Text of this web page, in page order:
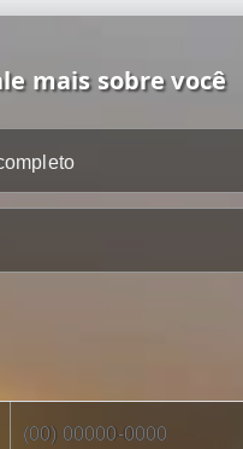
mais sobre você